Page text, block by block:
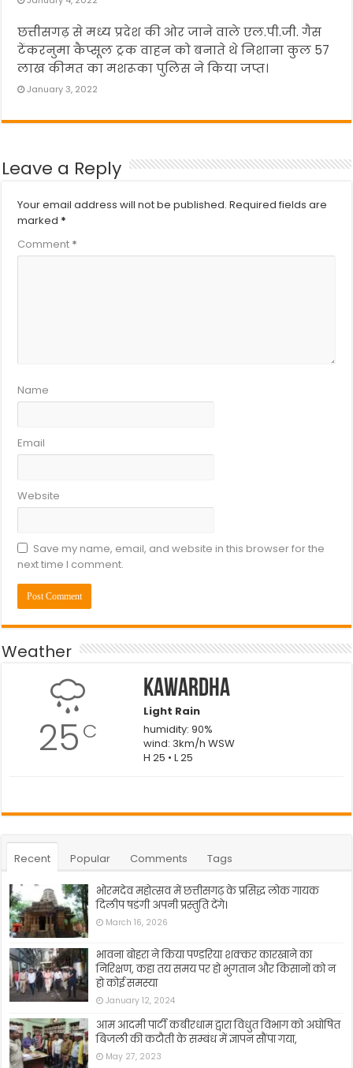
छत्तीसगढ़ से मध्य प्रदेश की ओर जाने वाले एल.पी.जी. गैस
टेंकरनुमा कैप्सूल ट्रक वाहन को बनाते थे निशाना कुल 57
लाख कीमत का मशरूका पुलिस ने किया जप्त।
January 3, 2022
Leave a Reply
Your email address will not be published. Required fields are
marked *
Comment *
Name
Email
Website
Save my name, email, and website in this browser for the
next time I comment.
Weather
25 C
Kawardha
Light Rain
humidity: 90%
wind: 3km/h WSW
H 25 • L 25
Recent Popular Comments Tags
भोरमदेव महोत्सव में छत्तीसगढ़ के प्रसिद्ध लोक गायक
दिलीप षडंगी अपनी प्रस्तुति देंगे।
March 16, 2026
भावना बोहरा ने किया पण्डरिया शक्कर कारखाने का
निरिक्षण, कहा तय समय पर हो भुगतान और किसानों को न
हो कोई समस्या
January 12, 2024
आम आदमी पार्टी कबीरधाम द्वारा विधुत विभाग को अघोषित
बिजली की कटौती के सम्बंध में ज्ञापन सौंपा गया,
May 27, 2023